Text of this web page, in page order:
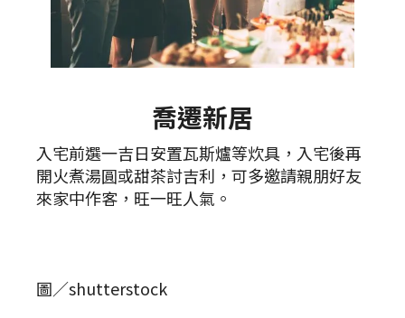
喬遷新居
入宅前選一吉日安置瓦斯爐等炊具，入宅後再
開火煮湯圓或甜茶討吉利，可多邀請親朋好友
來家中作客，旺一旺人氣。
圖／shutterstock